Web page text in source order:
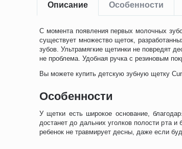
Описание Особенности
С момента появления первых молочных
существует множество щеток,
зубов. Ультрамягкие щетинки не повредят
не проблема. Удобная ручка с резиновым
Вы можете купить детскую зубную щетку
Особенности
У щетки есть широкое основание,
достанет до дальних уголков полости рта
ребенок не травмирует десны, даже если